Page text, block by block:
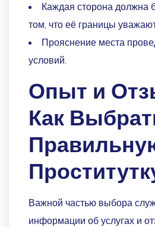
Каждая сторона должна
том, что её границы
Прояснение места
условий.
Опыт и
Как
Важной частью выбора
информации об услугах и